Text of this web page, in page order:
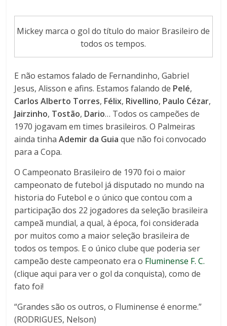
Mickey marca o gol do título do maior Brasileiro de
todos os tempos.
E não estamos falado de Fernandinho, Gabriel
Jesus, Alisson e afins. Estamos falando de Pelé,
Carlos Alberto Torres, Félix, Rivellino, Paulo Cézar,
Jairzinho, Tostão, Dario… Todos os campeões de
1970 jogavam em times brasileiros. O Palmeiras
ainda tinhaAdemir da Guia que não foi convocado
para a Copa.
O Campeonato Brasileiro de 1970 foi o maior
campeonato de futebol já disputado no mundo na
historia do Futebol e o único que contou com a
participação dos 22 jogadores da seleção brasileira
campeã mundial, a qual, à época, foi considerada
por muitos como a maior seleção brasileira de
todos os tempos. E o único clube que poderia ser
campeão deste campeonato era o Fluminense F. C.
(clique aqui para ver o gol da conquista), como de
fato foi!
“Grandes são os outros, o Fluminense é enorme.”
(RODRIGUES, Nelson)